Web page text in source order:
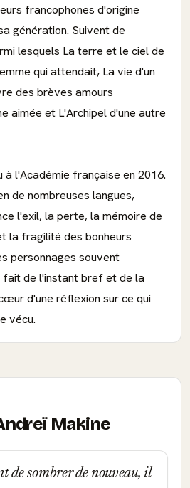
francophones d'origine
génération. Suivent de
lesquels La terre et le ciel de
qui attendait, La vie d'un
des brèves amours
aimée et L'Archipel d'une autre
l'Académie française en 2016.
de nombreuses langues,
l'exil, la perte, la mémoire de
la fragilité des bonheurs
personnages souvent
de l'instant bref et de la
d'une réflexion sur ce qui
vécu.
Makine
de sombrer de nouveau, il